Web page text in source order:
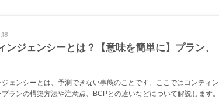
ンジェンシーとは？【意味を簡単に】プラン、
ジェンシーとは、予測できない事態のことです。ここではコンティン
ランの構築方法や注意点、BCPとの違いなどについて解説します。